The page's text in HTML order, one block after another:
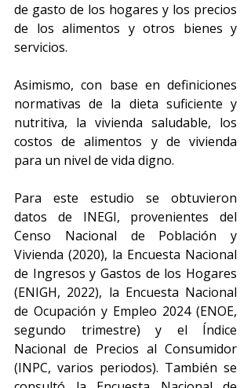
de gasto de los hogares y los precios
de los alimentos y otros bienes y
servicios.
Asimismo, con base en definiciones
normativas de la dieta suficiente y
nutritiva, la vivienda saludable, los
costos de alimentos y de vivienda
para un nivel de vida digno.
Para este estudio se obtuvieron
datos de INEGI, provenientes del
Censo Nacional de Población y
Vivienda (2020), la Encuesta Nacional
de Ingresos y Gastos de los Hogares
(ENIGH, 2022), la Encuesta Nacional
de Ocupación y Empleo 2024 (ENOE,
segundo trimestre) y el Índice
Nacional de Precios al Consumidor
(INPC, varios periodos). También se